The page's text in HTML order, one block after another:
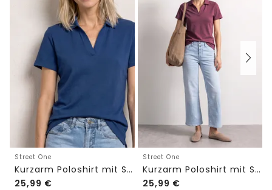
Street One
Kurzarm Poloshirt mit Split Neck
25,99 €
Street One
Kurzarm Poloshirt mit Split Neck
25,99 €